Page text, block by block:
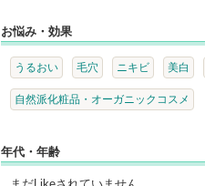
お悩み・効果
うるおい 毛穴 ニキビ 美白
自然派化粧品・オーガニックコスメ
年代・年齢